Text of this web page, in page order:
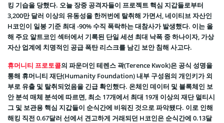
킹 기습을 당했다. 오늘 장중 공격자들이 프로젝트 핵심 지갑들로부터
3,200만 달러 이상의 유동성을 한꺼번에 탈취해 가면서, 네이티브 자산인
H코인이 일봉 기준 최대 -90% 수직 폭락하는 대참사가 발생했다. 이는 올
해 주요 알트코인 섹터에서 기록된 단일 세션 최대 낙폭 중 하나이자, 가상
자산 업계에 치명적인 공급 폭탄 리스크를 남긴 보안 침해 사고다.
휴머니티 프로토콜의 파운더인 테렌스 곽(Terence Kwok)은 공식 성명을
통해 휴머니티 재단(Humanity Foundation) 내부 구성원의 개인키가 외
부로 유출 및 탈취되었음을 긴급 확인했다. 온체인 데이터 및 블록체인 보
안 분석 매체 분석에 따르면, 최소 17개에서 최대 19개 이상의 재단 멀티시
그 및 보관용 핵심 지갑들이 순식간에 비워진 것으로 파악됐다. 이로 인해
해킹 직전 0.67달러 선에서 견고하게 거래되던 H코인은 순식간에 0.13달